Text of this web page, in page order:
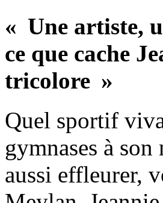
« Une artiste,
ce que cache
tricolore »
Quel sportif
gymnases à
aussi effleurer,